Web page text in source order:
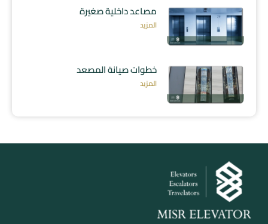
مصاعد داخلية صغيرة
المزيد
خطوات صيانة المصعد
المزيد